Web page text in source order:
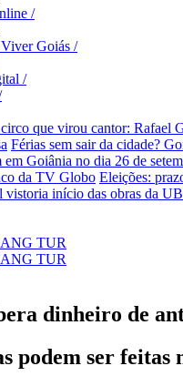
/
Goiás /
/
que virou cantor: Rafael
Férias sem sair da cidade?
em Goiânia no dia 26 de
da TV Globo Eleições:
vistoria início das obras da
dinheiro de
podem ser